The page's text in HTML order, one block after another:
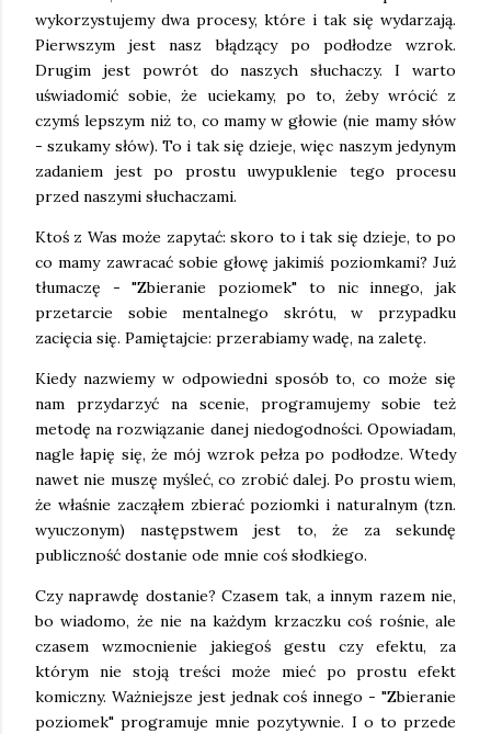
wykorzystujemy dwa procesy, które i tak się wydarzają.
Pierwszym jest nasz błądzący po podłodze wzrok.
Drugim jest powrót do naszych słuchaczy. I warto
uświadomić sobie, że uciekamy, po to, żeby wrócić z
czymś lepszym niż to, co mamy w głowie (nie mamy słów
- szukamy słów). To i tak się dzieje, więc naszym jedynym
zadaniem jest po prostu uwypuklenie tego procesu
przed naszymi słuchaczami.
Ktoś z Was może zapytać: skoro to i tak się dzieje, to po
co mamy zawracać sobie głowę jakimiś poziomkami? Już
tłumaczę - "Zbieranie poziomek" to nic innego, jak
przetarcie sobie mentalnego skrótu, w przypadku
zacięcia się. Pamiętajcie: przerabiamy wadę, na zaletę.
Kiedy nazwiemy w odpowiedni sposób to, co może się
nam przydarzyć na scenie, programujemy sobie też
metodę na rozwiązanie danej niedogodności. Opowiadam,
nagle łapię się, że mój wzrok pełza po podłodze. Wtedy
nawet nie muszę myśleć, co zrobić dalej. Po prostu wiem,
że właśnie zacząłem zbierać poziomki i naturalnym (tzn.
wyuczonym) następstwem jest to, że za sekundę
publiczność dostanie ode mnie coś słodkiego.
Czy naprawdę dostanie? Czasem tak, a innym razem nie,
bo wiadomo, że nie na każdym krzaczku coś rośnie, ale
czasem wzmocnienie jakiegoś gestu czy efektu, za
którym nie stoją treści może mieć po prostu efekt
komiczny. Ważniejsze jest jednak coś innego - "Zbieranie
poziomek" programuje mnie pozytywnie. I o to przede